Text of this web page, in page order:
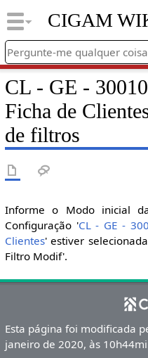
CIGAM
CL - GE -
Ficha de
de filtros
Informe o Modo inicial
Configuração 'CL - GE -
Clientes' estiver
Filtro Modif'.
Esta página foi modificada
janeiro de 2020, às